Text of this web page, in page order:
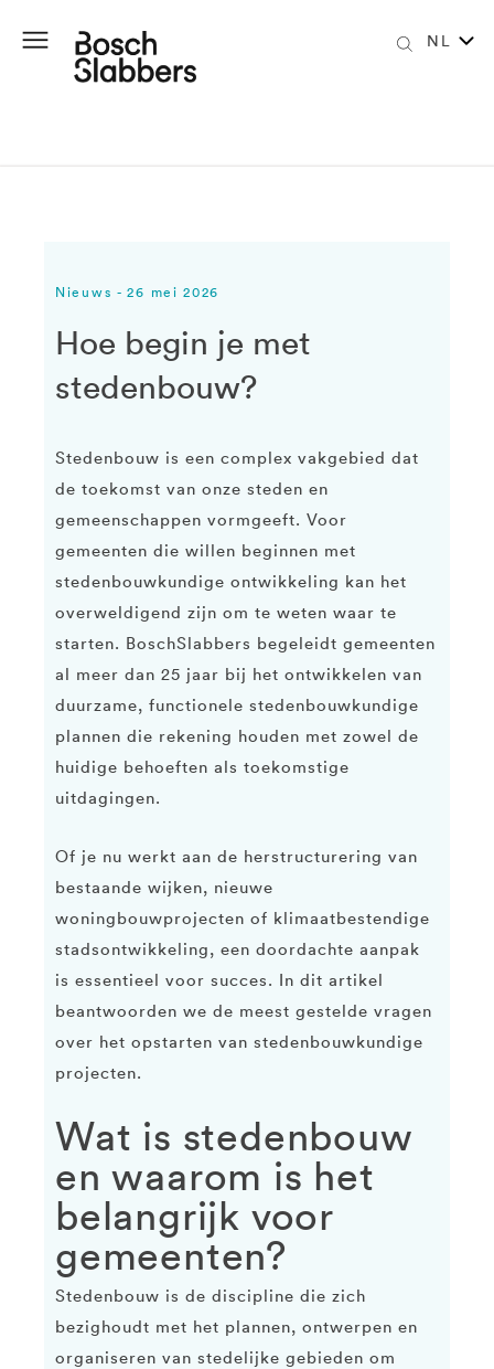
NL
Nieuws - 26 mei 2026
Hoe begin je met
stedenbouw?
Stedenbouw is een complex vakgebied dat
de toekomst van onze steden en
gemeenschappen vormgeeft. Voor
gemeenten die willen beginnen met
stedenbouwkundige ontwikkeling kan het
overweldigend zijn om te weten waar te
starten. BoschSlabbers begeleidt gemeenten
al meer dan 25 jaar bij het ontwikkelen van
duurzame, functionele stedenbouwkundige
plannen die rekening houden met zowel de
huidige behoeften als toekomstige
uitdagingen.
Of je nu werkt aan de herstructurering van
bestaande wijken, nieuwe
woningbouwprojecten of klimaatbestendige
stadsontwikkeling, een doordachte aanpak
is essentieel voor succes. In dit artikel
beantwoorden we de meest gestelde vragen
over het opstarten van stedenbouwkundige
projecten.
Wat is stedenbouw
en waarom is het
belangrijk voor
gemeenten?
Stedenbouw is de discipline die zich
bezighoudt met het plannen, ontwerpen en
organiseren van stedelijke gebieden om